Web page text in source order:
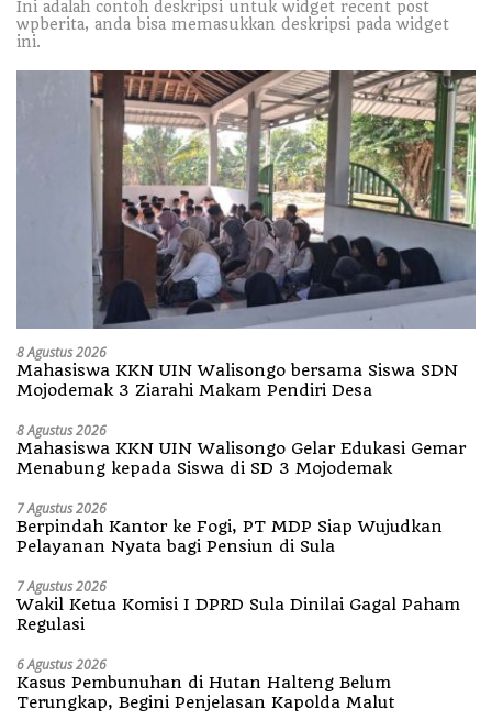
Ini adalah contoh deskripsi untuk widget recent post
wpberita, anda bisa memasukkan deskripsi pada widget
ini.
8 Agustus 2026
Mahasiswa KKN UIN Walisongo bersama Siswa SDN
Mojodemak 3 Ziarahi Makam Pendiri Desa
8 Agustus 2026
Mahasiswa KKN UIN Walisongo Gelar Edukasi Gemar
Menabung kepada Siswa di SD 3 Mojodemak
7 Agustus 2026
Berpindah Kantor ke Fogi, PT MDP Siap Wujudkan
Pelayanan Nyata bagi Pensiun di Sula
7 Agustus 2026
Wakil Ketua Komisi I DPRD Sula Dinilai Gagal Paham
Regulasi
6 Agustus 2026
Kasus Pembunuhan di Hutan Halteng Belum
Terungkap, Begini Penjelasan Kapolda Malut